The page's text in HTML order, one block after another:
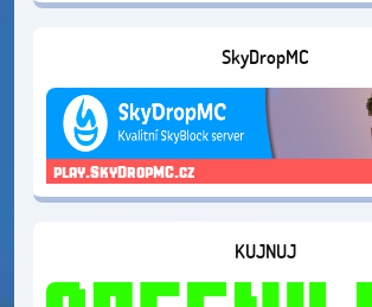
SkyDropMC
play.SkyDropMC.cz
KUJNUJ